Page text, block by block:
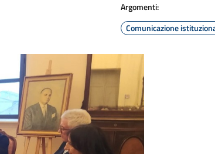
Argomenti:
Comunicazione